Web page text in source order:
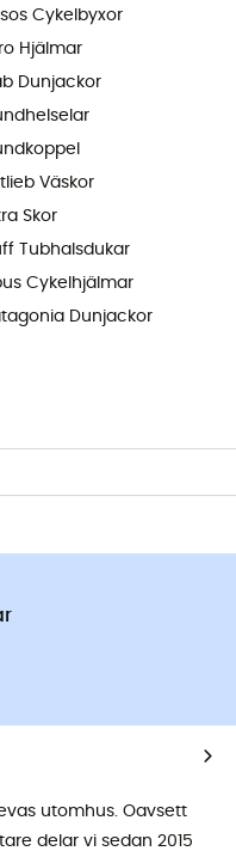
Cykelbyxor
Hjälmar
Dunjackor
Väskor
Skor
Tubhalsdukar
Cykelhjälmar
Dunjackor
utomhus. Oavsett
delar vi sedan 2015